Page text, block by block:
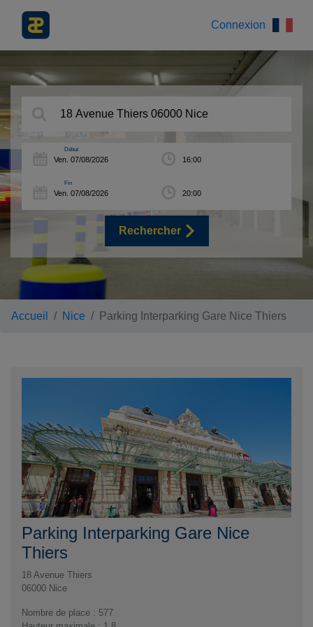
Connexion
Début
Fin
Rechercher
Accueil Nice Parking Interparking Gare Nice Thiers
Parking Interparking Gare Nice
Thiers
18 Avenue Thiers
06000 Nice
Nombre de place : 577